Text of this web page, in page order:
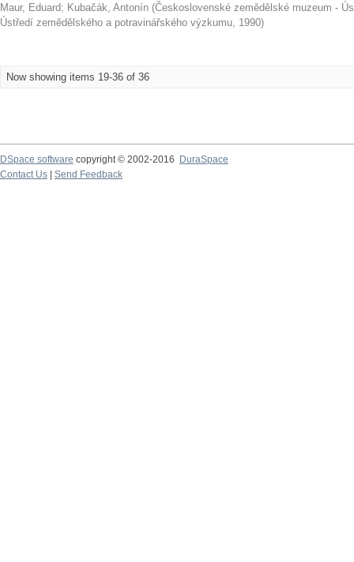
Maur, Eduard; Kubačák, Antonín (Československé zemědělské muzeum -
Ústředí zemědělského a potravinářského výzkumu, 1990)
Now showing items 19-36 of 36
DSpace software copyright © 2002-2016
DuraSpace
Contact Us
Send Feedback